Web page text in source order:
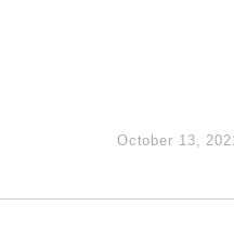
October 13,